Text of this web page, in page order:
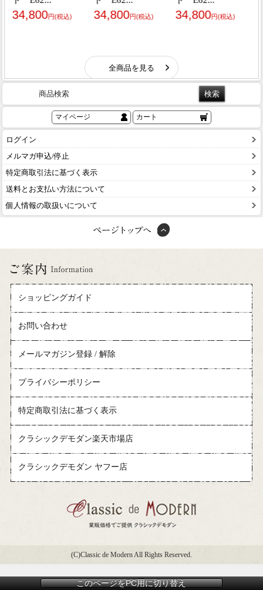
商品検索
マイページ カート
ログイン
メルマガ申込/停止
特定商取引法に基づく表示
送料とお支払い方法について
個人情報の取扱いについて
ショッピングガイド
お問い合わせ
メールマガジン登録 / 解除
プライバシーポリシー
特定商取引法に基づく表示
クラシックデモダン楽天市場店
クラシックデモダン ヤフー店
(C)Classic de Modern All Rights Reserved.
このページをPC用に切り替え